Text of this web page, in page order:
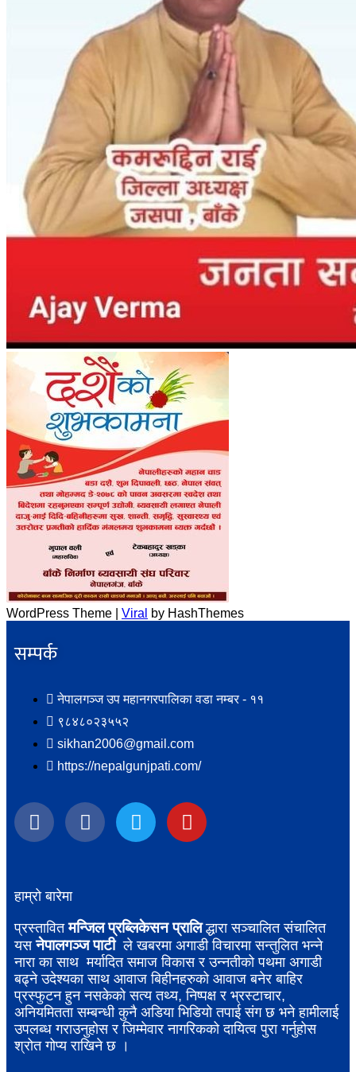
WordPress Theme | Viral by HashThemes
सम्पर्क​
नेपालगञ्ज उप महानगरपालिका वडा नम्बर - ११
९८४८०२३५५२
sikhan2006@gmail.com
https://nepalgunjpati.com/
हाम्रो बारेमा
प्रस्तावितमन्जिल प्रब्लिकेसन प्रालिद्धारा सञ्चालित संचालित
यसनेपालगञ्ज पाटीले खबरमा अगाडी विचारमा सन्तुलित भन्ने
नारा का साथ मर्यादित समाज विकास र उन्नतीको पथमा अगाडी
बढ्ने उदेश्यका साथ आवाज बिहीनहरुको आवाज बनेर बाहिर
प्रस्फुटन हुन नसकेको सत्य तथ्य, निष्पक्ष र भ्रस्टाचार,
अनियमितता सम्बन्धी कुनै अडिया भिडियो तपाई संग छ भने हामीलाई
उपलब्ध गराउनुहोस र जिम्मेवार नागरिकको दायित्व पुरा गर्नुहोस
श्रोत गोप्य राखिने छ ।